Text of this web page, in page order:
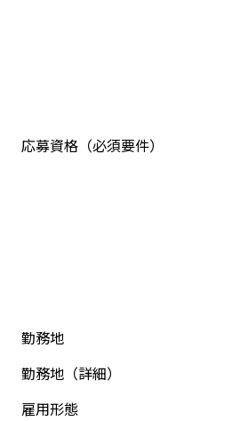
応募資格（必須要件）
勤務地
勤務地（詳細）
雇用形態